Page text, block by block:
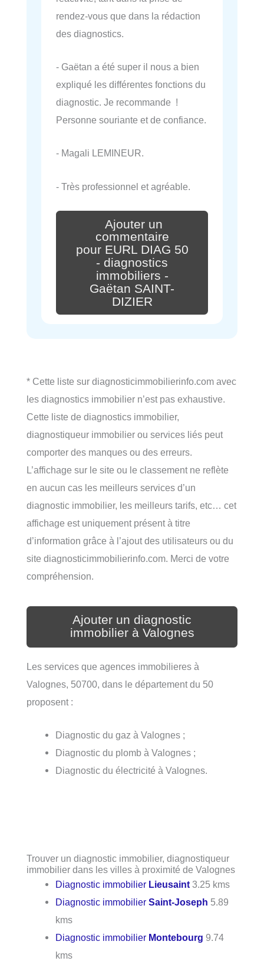
rendez-vous que dans la rédaction
des diagnostics.
- Gaëtan a été super il nous a bien
expliqué les différentes fonctions du
diagnostic. Je recommande !
Personne souriante et de confiance.
- Magali LEMINEUR.
- Très professionnel et agréable.
Ajouter un
commentaire
pour EURL DIAG 50
- diagnostics
immobiliers -
Gaëtan SAINT-
DIZIER
* Cette liste sur diagnosticimmobilierinfo.com avec
les diagnostics immobilier n’est pas exhaustive.
Cette liste de diagnostics immobilier,
diagnostiqueur immobilier ou services liés peut
comporter des manques ou des erreurs.
L’affichage sur le site ou le classement ne reflète
en aucun cas les meilleurs services d’un
diagnostic immobilier, les meilleurs tarifs, etc… cet
affichage est uniquement présent à titre
d’information grâce à l’ajout des utilisateurs ou du
site diagnosticimmobilierinfo.com. Merci de votre
compréhension.
Ajouter un diagnostic
immobilier à Valognes
Les services que agences immobilieres à
Valognes, 50700, dans le département du 50
proposent :
Diagnostic du gaz à Valognes ;
Diagnostic du plomb à Valognes ;
Diagnostic du électricité à Valognes.
Trouver un diagnostic immobilier, diagnostiqueur
immobilier dans les villes à proximité de Valognes
Diagnostic immobilier Lieusaint 3.25 kms
Diagnostic immobilierSaint-Joseph 5.89
kms
Diagnostic immobilier Montebourg 9.74
kms